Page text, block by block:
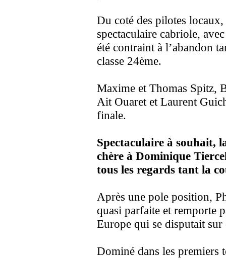
Du coté des pilotes
spectaculaire cabriole,
été contraint à l’abandon
classe 24ème.
Maxime et Thomas Spitz,
Ait Ouaret et Laurent
finale.
Spectaculaire à souhait,
chère à Dominique
tous les regards tant la
Après une pole position,
quasi parfaite et remporte
Europe qui se disputait sur
Dominé dans les premiers